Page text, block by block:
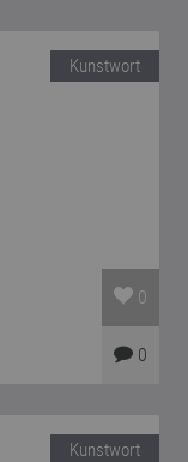
Kunstwort
0
0
Kunstwort